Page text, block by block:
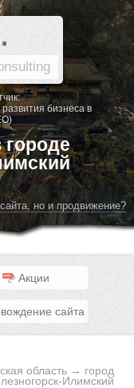
бизнеса в
городе
но и продвижение?
Акции
сайта
область → город
Илимский